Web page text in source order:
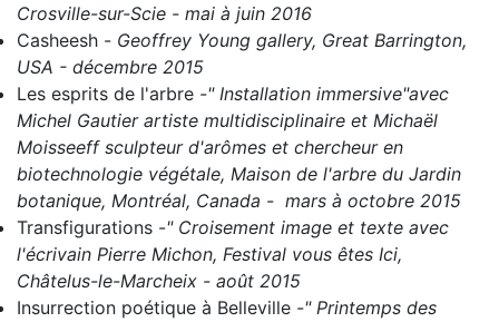
Crosville-sur-Scie - mai à juin 2016
Casheesh - Geoffrey Young gallery, Great Barrington,
USA - décembre 2015
Les esprits de l'arbre -" Installation immersive"avec
Michel Gautier artiste multidisciplinaire et Michaël
Moisseeff sculpteur d'arômes et chercheur en
biotechnologie végétale, Maison de l'arbre du Jardin
botanique, Montréal, Canada - mars à octobre 2015
Transfigurations -" Croisement image et texte avec
l'écrivain Pierre Michon, Festival vous êtes Ici,
Châtelus-le-Marcheix - août 2015
Insurrection poétique à Belleville -" Printemps des